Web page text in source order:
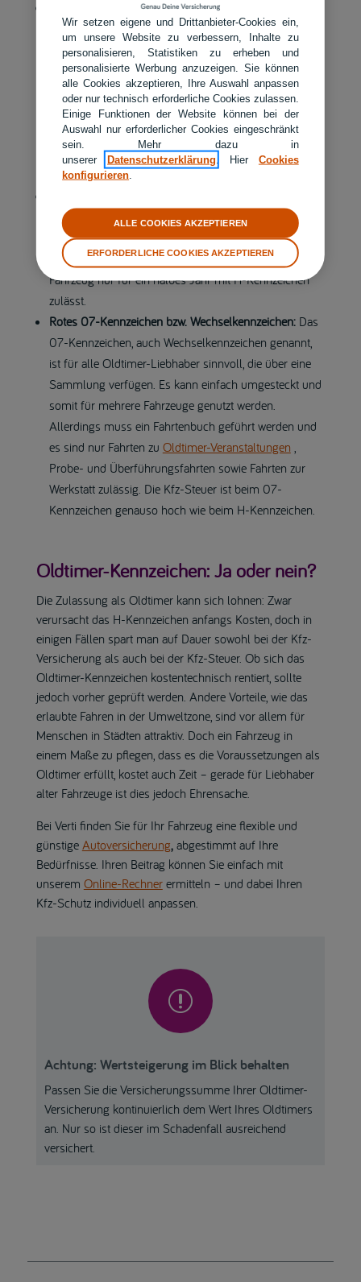
Das Saisonkennzeichen:Für Oldtimer, die nicht das
ganze Jahr gefahren werden, bietet sich ein
Saisonkennzeichen für einen festgelegten Zeitraum an.
Dieser darf mindestens zwei und höchstens elf Monate
betragen. Die Kfz-Steuer und der Versicherungsbeitrag
muss dann nur für die angemeldete Zeit gezahlt
werden. In der Zeit, in der das Saisonkennzeichen nicht
gilt, darf der Oldtimer nicht auf öffentlichen Straßen
bewegt oder abgestellt werden.
Oktober 2017 können H- und Saisonkennzeichen
kombiniert werden. Laut ADAC kann man so zum
Beispiel circa 95 Euro pro Jahr sparen, wenn man sein
Fahrzeug nur für ein halbes Jahr mit H-Kennzeichen
zulässt.
Rotes 07-Kennzeichen bzw. Wechselkennzeichen:Das
07-Kennzeichen, auch Wechselkennzeichen genannt,
ist für alle Oldtimer-Liebhaber sinnvoll, die über eine
Sammlung verfügen. Es kann einfach umgesteckt und
somit für mehrere Fahrzeuge genutzt werden.
Allerdings muss ein Fahrtenbuch geführt werden und
es sind nur Fahrten zu Oldtimer-Veranstaltungen
Probe- und Überführungsfahrten sowie Fahrten zur
Werkstatt zulässig. Die Kfz-Steuer ist beim 07-
Kennzeichen genauso hoch wie beim H-Kennzeichen.
Oldtimer-Kennzeichen: Ja oder nein?
Die Zulassung als Oldtimer kann sich lohnen: Zwar
verursacht das H-Kennzeichen anfangs Kosten, doch in
einigen Fällen spart man auf Dauer sowohl bei der Kfz-
Versicherung als auch bei der Kfz-Steuer. Ob sich das
Oldtimer-Kennzeichen kostentechnisch rentiert, sollte
jedoch vorher geprüft werden. Andere Vorteile, wie das
erlaubte Fahren in der Umweltzone, sind vor allem für
Menschen in Städten attraktiv. Doch ein Fahrzeug in
einem Maße zu pflegen, dass es die Voraussetzungen als
Oldtimer erfüllt, kostet auch Zeit – gerade für Liebhaber
alter Fahrzeuge ist dies jedoch Ehrensache.
Bei Verti finden Sie für Ihr Fahrzeug eine flexible und
günstige Autoversicherung,abgestimmt auf Ihre
Bedürfnisse. Ihren Beitrag können Sie einfach mit
unserem Online-Rechnerermitteln – und dabei Ihren
Kfz-Schutz individuell anpassen.
r
Achtung: Wertsteigerung im Blick behalten
Passen Sie die Versicherungssumme Ihrer Oldtimer-
Versicherung kontinuierlich dem Wert Ihres Oldtimers
an. Nur so ist dieser im Schadenfall ausreichend
versichert.
Wir setzen eigene und Drittanbieter-Cookies ein,
um unsere Website zu verbessern, Inhalte zu
personalisieren, Statistiken zu erheben und
personalisierte Werbung anzuzeigen. Sie können
alle Cookies akzeptieren, Ihre Auswahl anpassen
oder nur technisch erforderliche Cookies zulassen.
Einige Funktionen der Website können bei der
Auswahl nur erforderlicher Cookies eingeschränkt
sein. Mehr dazu in
unsererDatenschutzerklärung . Hier Cookies
konfigurieren
ERFORDERLICHE COOKIES AKZEPTIEREN
ALLE COOKIES AKZEPTIEREN